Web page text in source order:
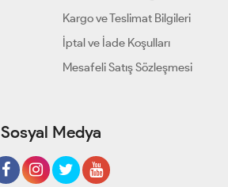
Kargo ve Teslimat Bilgileri
İptal ve İade Koşulları
Mesafeli Satış Sözleşmesi
Sosyal Medya